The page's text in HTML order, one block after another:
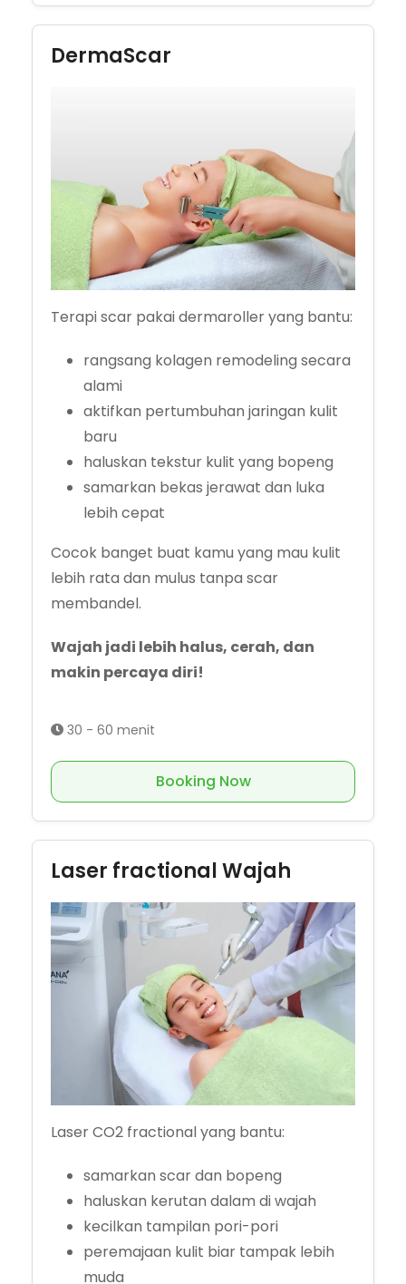
DermaScar
Terapi scar pakai dermaroller yang bantu:
rangsang kolagen remodeling secara
alami
aktifkan pertumbuhan jaringan kulit
baru
haluskan tekstur kulit yang bopeng
samarkan bekas jerawat dan luka
lebih cepat
Cocok banget buat kamu yang mau kulit
lebih rata dan mulus tanpa scar
membandel.
Wajah jadi lebih halus, cerah, dan
makin percaya diri!
30 - 60 menit
Booking Now
Laser fractional Wajah
Laser CO2 fractional yang bantu:
samarkan scar dan bopeng
haluskan kerutan dalam di wajah
kecilkan tampilan pori-pori
peremajaan kulit biar tampak lebih
muda